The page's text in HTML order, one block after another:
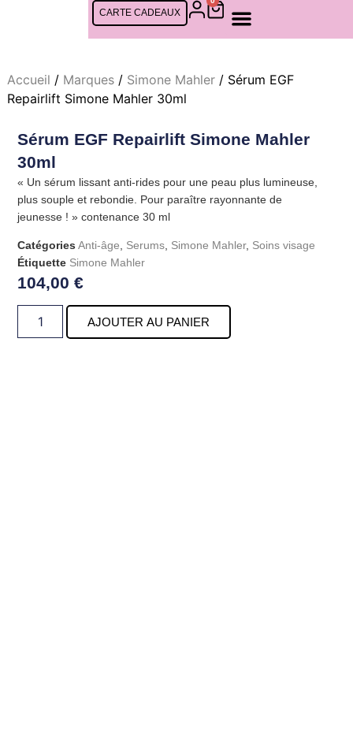
CARTE CADEAUX
Accueil / Marques/ Simone Mahler/ Sérum EGF
Repairlift Simone Mahler 30ml
Sérum EGF Repairlift Simone Mahler
30ml
« Un sérum lissant anti-rides pour une peau plus lumineuse,
plus souple et rebondie. Pour paraître rayonnante de
jeunesse ! » contenance 30 ml
Catégories Anti-âge Serums Simone Mahler, Soins visage
Étiquette Simone Mahler
104,00€
AJOUTER AU PANIER